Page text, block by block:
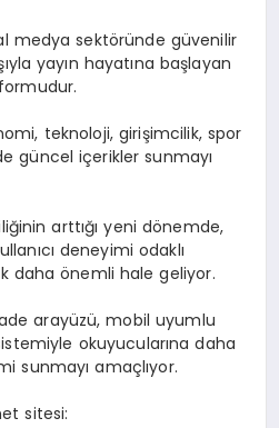
medya sektöründe güvenilir
yayın hayatına başlayan
teknoloji, girişimcilik, spor
güncel içerikler sunmayı
arttığı yeni dönemde,
deneyimi odaklı
daha önemli hale geliyor.
arayüzü, mobil uyumlu
okuyucularına daha
sunmayı amaçlıyor.
sitesi: